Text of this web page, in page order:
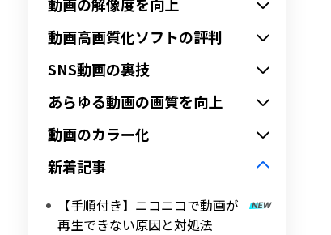
動画高画質化ソフトの評判
SNS動画の裏技
あらゆる動画の画質を向上
動画のカラー化
新着記事
【手順付き】ニコニコで動画が
再生できない原因と対処法